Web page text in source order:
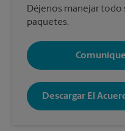
Déjenos manejar todo
paquetes.
Descargar El